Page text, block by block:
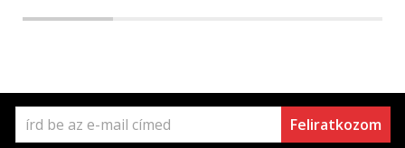
Feliratkozom